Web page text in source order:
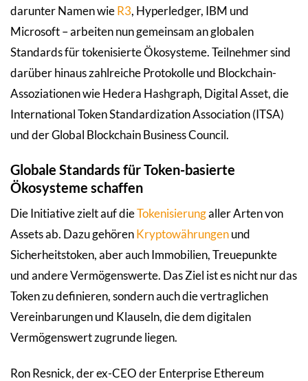
darunter Namen wieR3, Hyperledger, IBM und
Microsoft – arbeiten nun gemeinsam an globalen
Standards für tokenisierte Ökosysteme. Teilnehmer sind
darüber hinaus zahlreiche Protokolle und Blockchain-
Assoziationen wie Hedera Hashgraph, Digital Asset, die
International Token Standardization Association (ITSA)
und der Global Blockchain Business Council.
Globale Standards für Token-basierte
Ökosysteme schaffen
Die Initiative zielt auf dieTokenisierungaller Arten von
Assets ab. Dazu gehörenKryptowährungenund
Sicherheitstoken, aber auch Immobilien, Treuepunkte
und andere Vermögenswerte. Das Ziel ist es nicht nur das
Token zu definieren, sondern auch die vertraglichen
Vereinbarungen und Klauseln, die dem digitalen
Vermögenswert zugrunde liegen.
Ron Resnick, der ex-CEO der Enterprise Ethereum